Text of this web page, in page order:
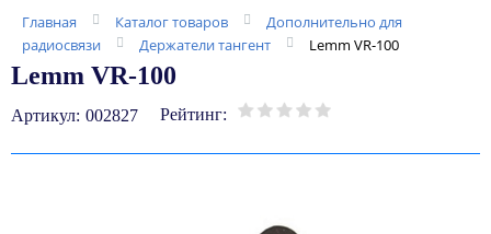
Главная Каталог товаров
Дополнительно для
радиосвязи
Держатели тангент Lemm VR-100
Lemm VR-100
Артикул: 002827 Рейтинг: